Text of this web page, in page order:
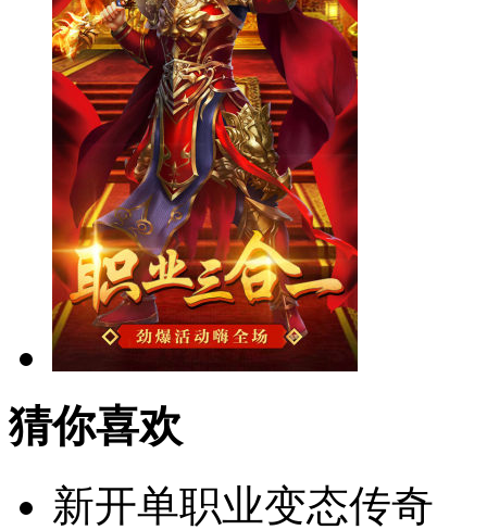
猜你喜欢
新开单职业变态传奇